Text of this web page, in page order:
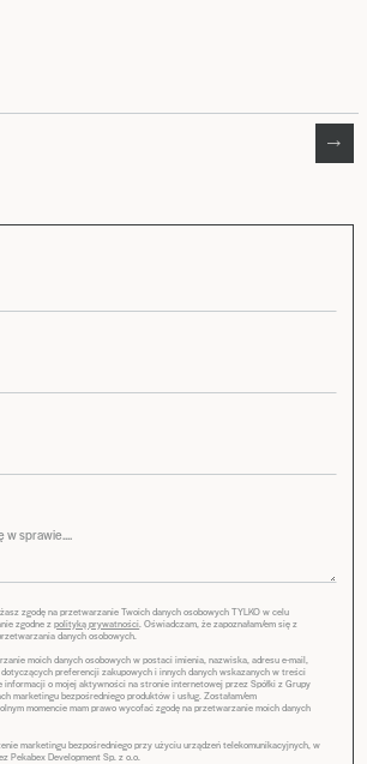
zgodę na przetwarzanie Twoich danych osobowych TYLKO w celu
zgodne zpolityką prywatności . Oświadczam, że zapoznałam/em się z
danych osobowych.
moich danych osobowych w postaci imienia, nazwiska, adresu e-mail,
preferencji zakupowych i innych danych wskazanych w treści
informacji o mojej aktywności na stronie internetowej przez Spółki z Grupy
marketingu bezpośredniego produktów i usług. Zostałam/em
momencie mam prawo wycofać zgodę na przetwarzanie moich danych
marketingu bezpośredniego przy użyciu urządzeń telekomunikacyjnych, w
Pekabex Development Sp. z o.o.